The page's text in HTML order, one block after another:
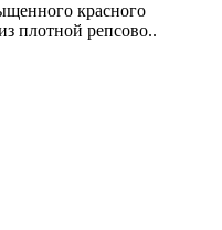
красного
плотной репсово..